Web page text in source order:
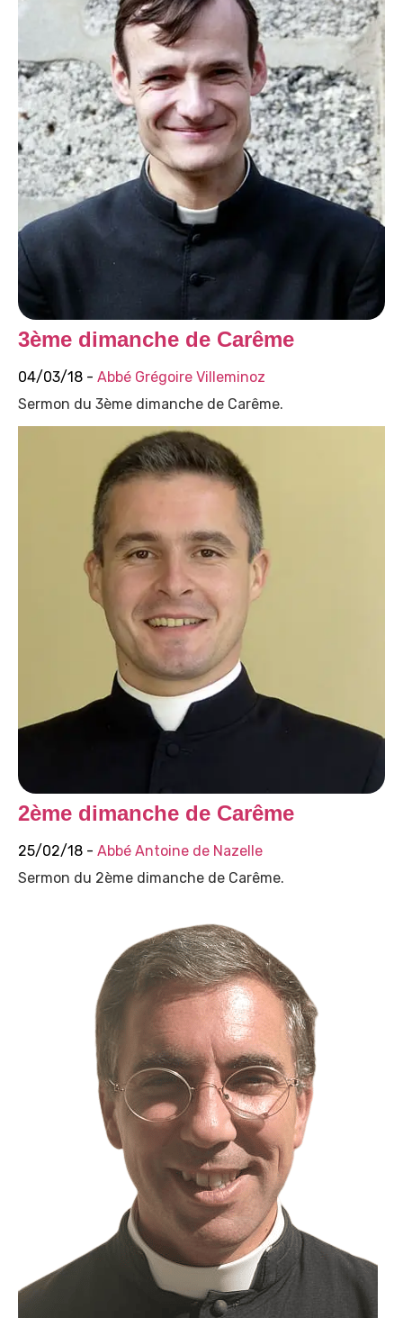
3ème dimanche de Carême
04/03/18 - Abbé Grégoire Villeminoz
Sermon du 3ème dimanche de Carême.
2ème dimanche de Carême
25/02/18 - Abbé Antoine de Nazelle
Sermon du 2ème dimanche de Carême.